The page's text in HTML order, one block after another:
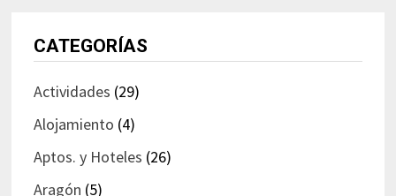
CATEGORÍAS
Actividades (29)
Alojamiento (4)
Aptos. y Hoteles (26)
Aragón (5)